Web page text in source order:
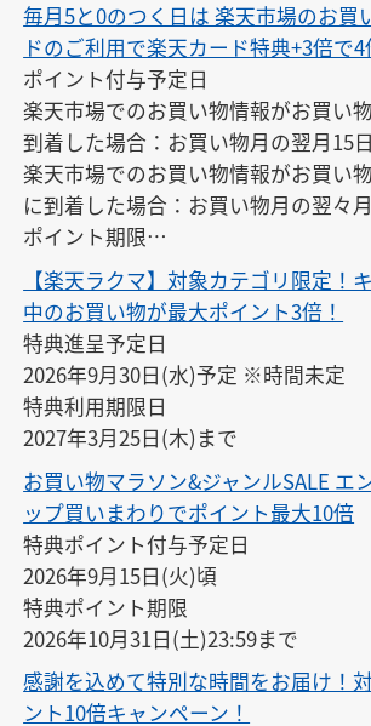
毎月5と0のつく日は 楽天市場のお買
ドのご利用で楽天カード特典+3倍で4
ポイント付与予定日
楽天市場でのお買い物情報がお買い
到着した場合：お買い物月の翌月15日
楽天市場でのお買い物情報がお買い
に到着した場合：お買い物月の翌々
ポイント期限
付与の翌月末日23:59
【楽天ラクマ】対象カテゴリ限定！
中のお買い物が最大ポイント3倍！
特典進呈予定日
2026年9月30日(水)予定 ※時間未定
特典利用期限日
2027年3月25日(木)まで
お買い物マラソン&ジャンルSALE エ
ップ買いまわりでポイント最大10倍
特典ポイント付与予定日
2026年9月15日(火)頃
特典ポイント期限
2026年10月31日(土)23:59まで
感謝を込めて特別な時間をお届け！
ント10倍キャンペーン！